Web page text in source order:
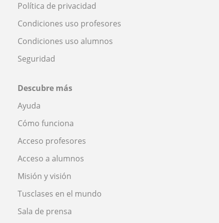
Política de privacidad
Condiciones uso profesores
Condiciones uso alumnos
Seguridad
Descubre más
Ayuda
Cómo funciona
Acceso profesores
Acceso a alumnos
Misión y visión
Tusclases en el mundo
Sala de prensa